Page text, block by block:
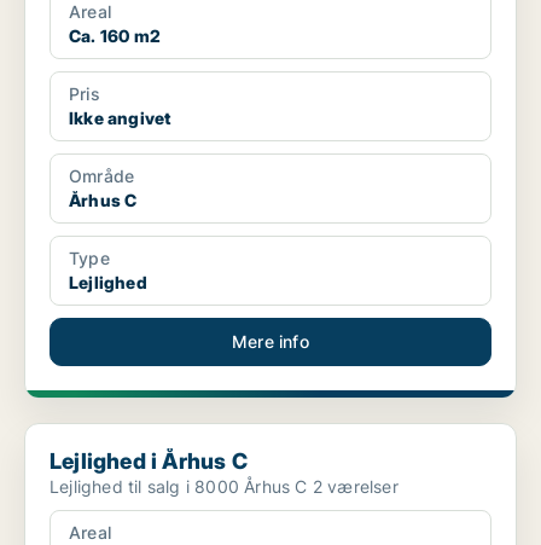
Areal
Ca. 160 m2
Pris
Ikke angivet
Område
Århus C
Type
Lejlighed
Mere info
Lejlighed i Århus C
Lejlighed i Århus C
Lejlighed til salg i 8000 Århus C 2 værelser
Areal